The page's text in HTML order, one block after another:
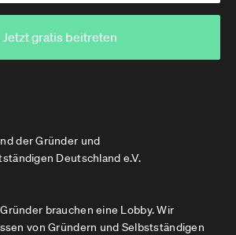
der Gründer und
Deutschland e.V.
Jetzt gratis beitreten
brauchen eine Lobby. Wir
von Gründern und Selbstständigen